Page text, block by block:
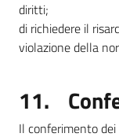
diritti;
di richiedere il
violazione della
11.
Il conferimento